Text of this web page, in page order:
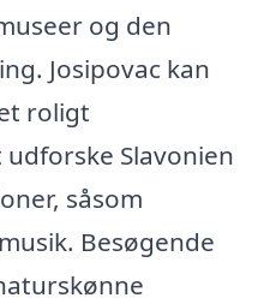
og den
Josipovac kan
roligt
Slavonien
såsom
Besøgende